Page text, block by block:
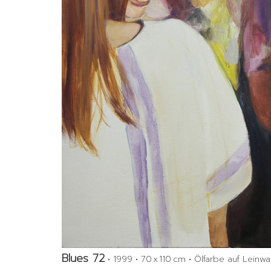
Blues 72• 1999 • 70 x 110 cm • Ölfarbe auf